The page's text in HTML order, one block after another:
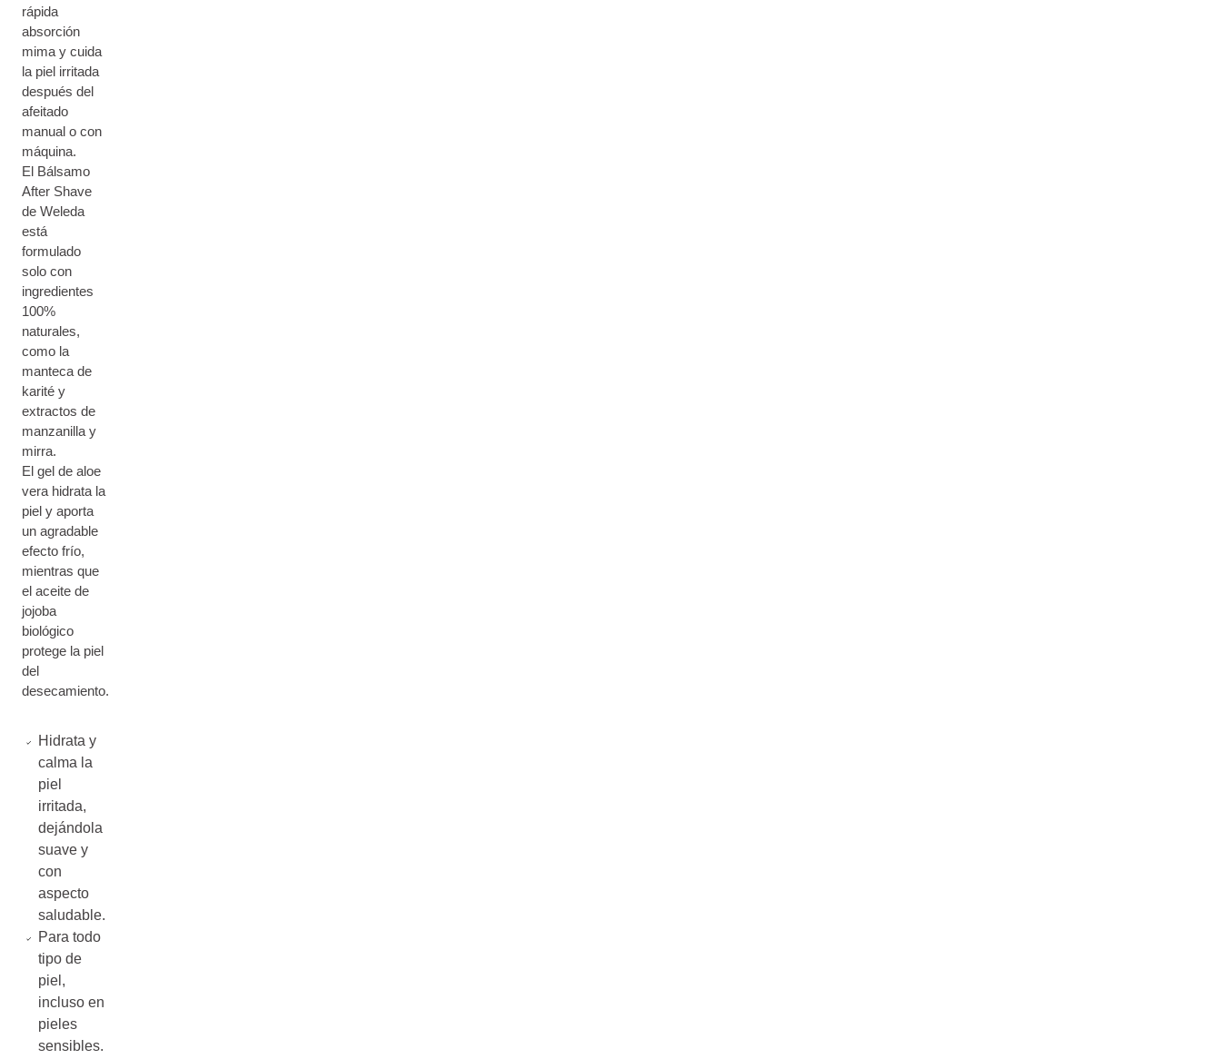
rápida
absorción
mima y cuida
la piel irritada
después del
afeitado
manual o con
máquina.
El Bálsamo
After Shave
de Weleda
está
formulado
solo con
ingredientes
100%
naturales,
como la
manteca de
karité y
extractos de
manzanilla y
mirra.
El gel de aloe
vera hidrata la
piel y aporta
un agradable
efecto frío,
mientras que
el aceite de
jojoba
biológico
protege la piel
del
desecamiento.
Hidrata y
calma la
piel
irritada,
dejándola
suave y
con
aspecto
saludable.
Para todo
tipo de
piel,
incluso en
pieles
sensibles.